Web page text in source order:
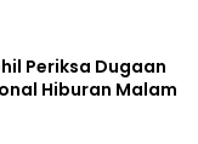
Periksa Dugaan
Hiburan Malam